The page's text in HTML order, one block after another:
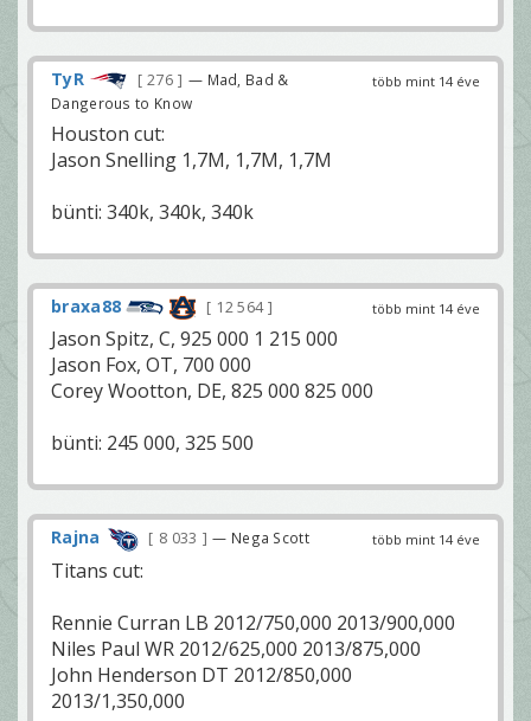
több mint 14 éve
TyR 276
— Mad, Bad &
Dangerous to Know
Houston cut:
Jason Snelling 1,7M, 1,7M, 1,7M
bünti: 340k, 340k, 340k
több mint 14 éve
braxa88 12 564
Jason Spitz, C, 925 000 1 215 000
Jason Fox, OT, 700 000
Corey Wootton, DE, 825 000 825 000
bünti: 245 000, 325 500
több mint 14 éve
Rajna 8 033 — Nega Scott
Titans cut:
Rennie Curran LB 2012/750,000 2013/900,000
Niles Paul WR 2012/625,000 2013/875,000
John Henderson DT 2012/850,000
2013/1,350,000